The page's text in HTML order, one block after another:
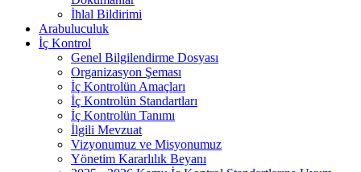
İhlal Bildirimi
Arabuluculuk
İç Kontrol
Genel Bilgilendirme Dosyası
Organizasyon Şeması
İç Kontrolün Amaçları
İç Kontrolün Standartları
İç Kontrolün Tanımı
İlgili Mevzuat
Vizyonumuz ve Misyonumuz
Yönetim Kararlılık Beyanı